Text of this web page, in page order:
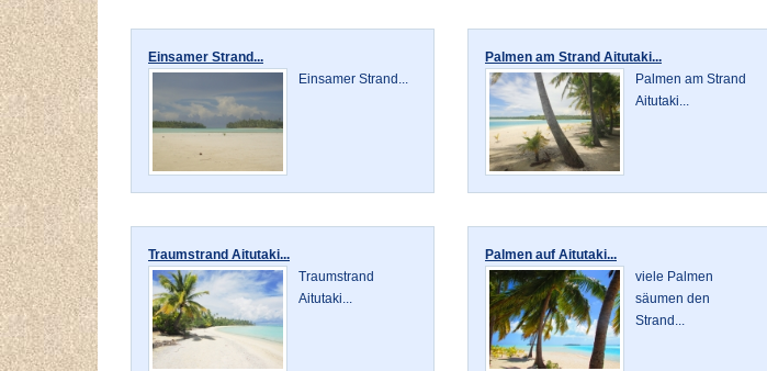
Einsamer Strand...
Einsamer Strand...
Palmen am Strand Aitutaki...
Palmen am Strand
Aitutaki...
Traumstrand Aitutaki...
Traumstrand
Aitutaki...
Palmen auf Aitutaki...
viele Palmen
säumen den
Strand...